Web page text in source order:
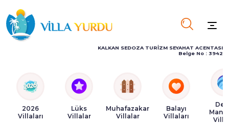
KALKAN SEDOZA TURİZM SEYAHAT ACENTASI
Belge No : 3942
2026
Villaları
Lüks
Villalar
Muhafazakar
Villalar
Balayı
Villaları